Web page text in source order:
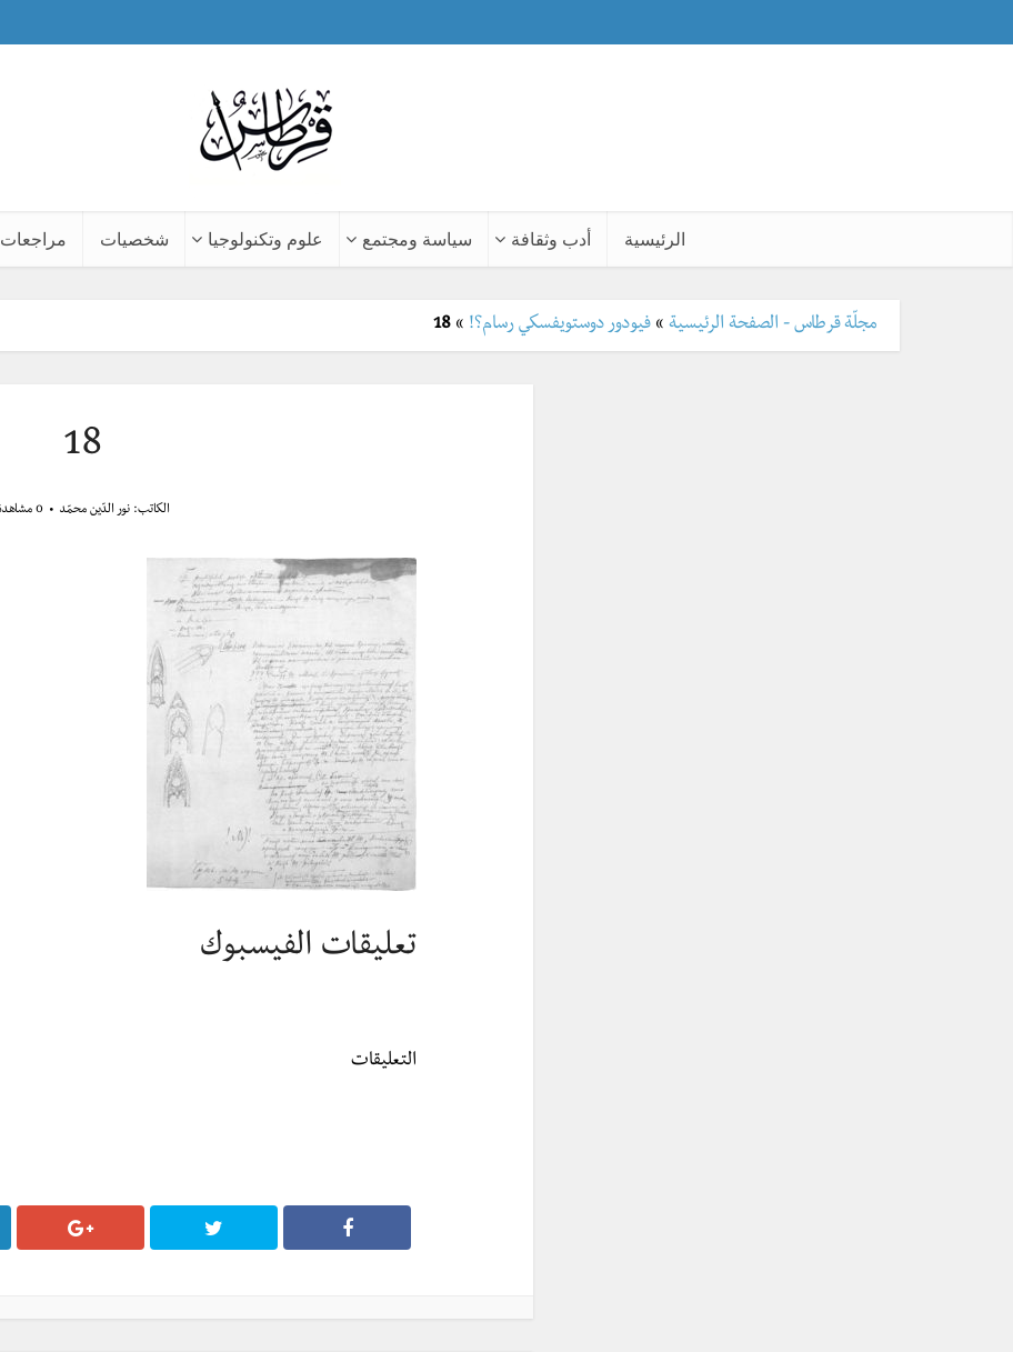
الرئيسية أدب وثقافة سياسة ومجتمع علوم وتكنولوجيا شخصيات مراجعات
مجلّة قرطاس - الصفحة الرئيسية » فيودور دوستويفسكي رسام؟! »
18
18
الكاتب: نور الدّين محمّد 0 مشاهدة
تعليقات الفيسبوك
التعليقات